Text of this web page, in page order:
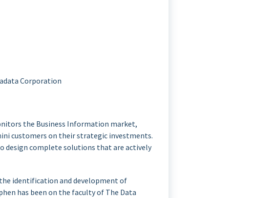
Corporation
the Business Information market,
customers on their strategic investments.
design complete solutions that are actively
identification and development of
has been on the faculty of The Data